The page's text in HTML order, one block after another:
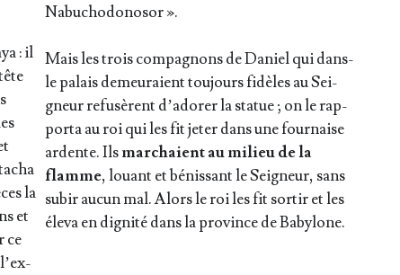
: il
la
et
ce
Nabuchodonosor ».
Mais les trois com­pa­gnons de Daniel qui dans-
le palais demeu­raient tou­jours fidèles au Sei­
gneur refu­sèrent d’a­do­rer la sta­tue ; on le rap­
por­ta au roi qui les fit jeter dans une four­naise
ardente. Ilsmar­chaient au milieu de la
flamme, louant et bénis­sant le Sei­gneur, sans
subir aucun mal. Alors le roi les fit sor­tir et les
éle­va en digni­té dans la pro­vince de Babylone.